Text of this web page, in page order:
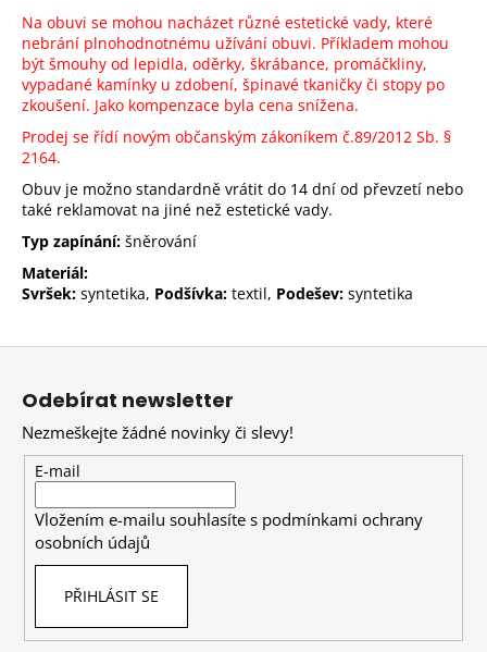
Na obuvi se mohou nacházet různé estetické vady, které
nebrání plnohodnotnému užívání obuvi. Příkladem mohou
být šmouhy od lepidla, oděrky, škrábance, promáčkliny,
vypadané kamínky u zdobení, špinavé tkaničky či stopy po
zkoušení. Jako kompenzace byla cena snížena.
Prodej se řídí novým občanským zákoníkem č.89/2012 Sb. §
2164.
Obuv je možno standardně vrátit do 14 dní od převzetí nebo
také reklamovat na jiné než estetické vady.
Typ zapínání: šněrování
Materiál:
Svršek: syntetika, Podšívka: textil, Podešev: syntetika
Z
Odebírat newsletter
Nezmeškejte žádné novinky či slevy!
E-mail
Vložením e-mailu souhlasíte s podmínkami ochrany
osobních údajů
PŘIHLÁSIT SE